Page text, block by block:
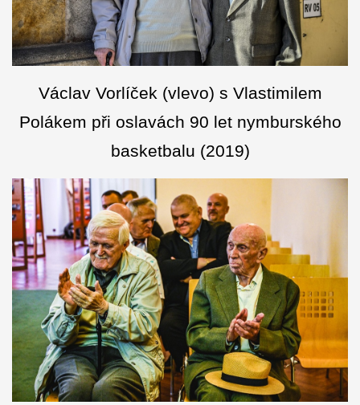
Václav Vorlíček (vlevo) s Vlastimilem
Polákem při oslavách 90 let nymburského
basketbalu (2019)